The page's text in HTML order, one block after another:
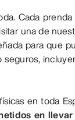
Cada
una de
para que
en toda
en